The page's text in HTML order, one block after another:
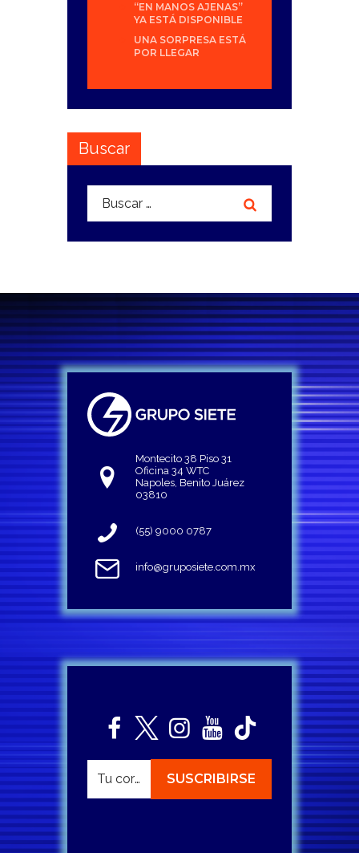
“EN MANOS AJENAS”
YA ESTÁ DISPONIBLE
UNA SORPRESA ESTÁ
POR LLEGAR
Buscar
Buscar:
Montecito 38 Piso 31
Oficina 34 WTC
Napoles, Benito Juárez
03810
(55) 9000 0787
info@gruposiete.com.mx